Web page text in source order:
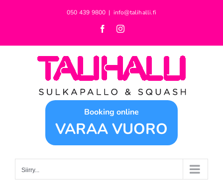
050 439 9800 | info@talihalli.fi
FacebookInstagram
Booking online
VARAA VUORO
Siirry...